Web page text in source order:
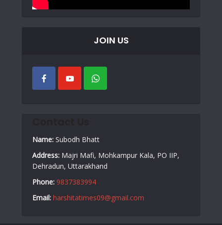
JOIN US
Name: Subodh Bhatt
Address: Majri Mafi, Mohkampur Kala, PO IIP,
Dehradun, Uttarakhand
Phone: 9837383994
Email: harshitatimes09@gmail.com